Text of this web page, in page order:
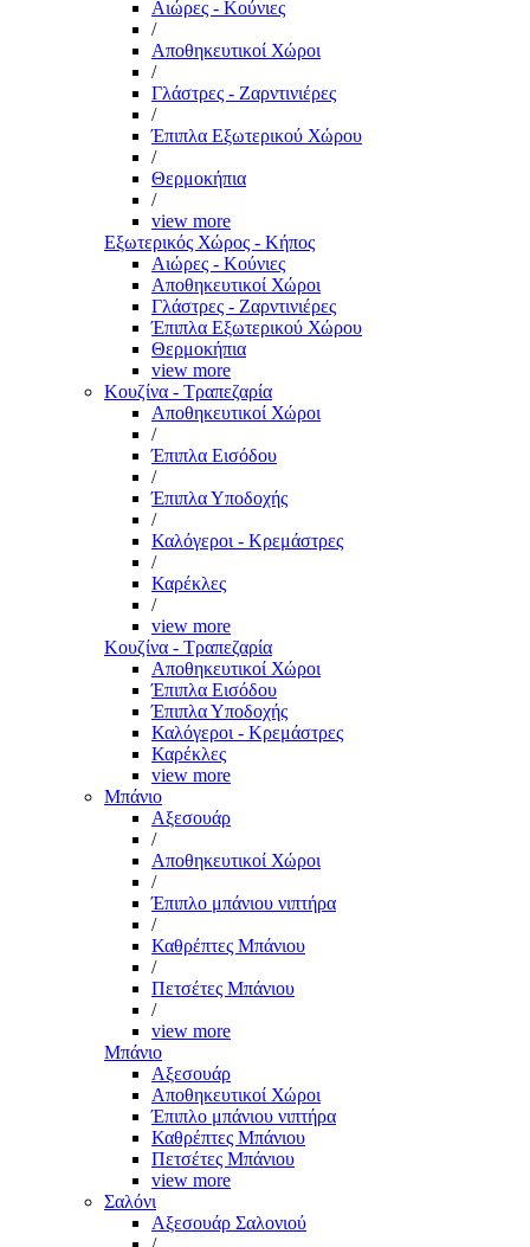
Αιώρες - Κούνιες
/
Αποθηκευτικοί Χώροι
/
Γλάστρες - Ζαρντινιέρες
/
Έπιπλα Εξωτερικού Χώρου
/
Θερμοκήπια
/
view more
Εξωτερικός Χώρος - Κήπος
Αιώρες - Κούνιες
Αποθηκευτικοί Χώροι
Γλάστρες - Ζαρντινιέρες
Έπιπλα Εξωτερικού Χώρου
Θερμοκήπια
view more
Κουζίνα - Τραπεζαρία
Αποθηκευτικοί Χώροι
/
Έπιπλα Εισόδου
/
Έπιπλα Υποδοχής
/
Καλόγεροι - Κρεμάστρες
/
Καρέκλες
/
view more
Κουζίνα - Τραπεζαρία
Αποθηκευτικοί Χώροι
Έπιπλα Εισόδου
Έπιπλα Υποδοχής
Καλόγεροι - Κρεμάστρες
Καρέκλες
view more
Μπάνιο
Αξεσουάρ
/
Αποθηκευτικοί Χώροι
/
Έπιπλο μπάνιου νιπτήρα
/
Καθρέπτες Μπάνιου
/
Πετσέτες Μπάνιου
/
view more
Μπάνιο
Αξεσουάρ
Αποθηκευτικοί Χώροι
Έπιπλο μπάνιου νιπτήρα
Καθρέπτες Μπάνιου
Πετσέτες Μπάνιου
view more
Σαλόνι
Αξεσουάρ Σαλονιού